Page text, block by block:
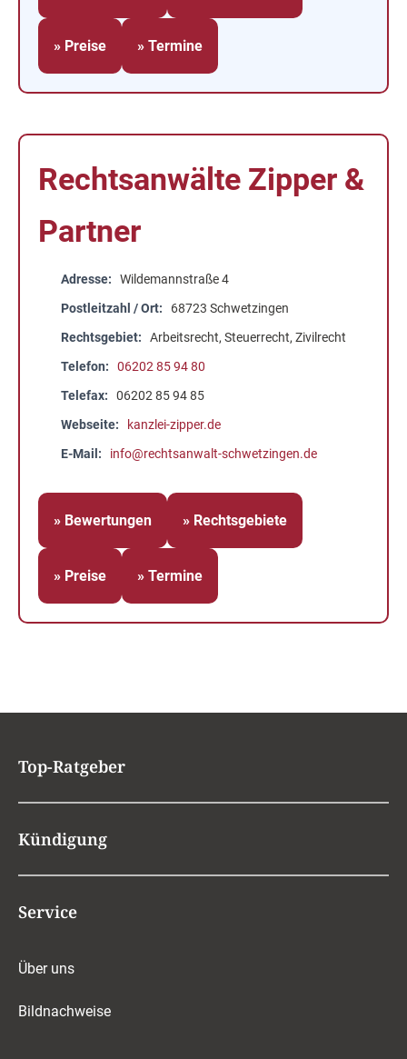
» Preise » Termine
Rechtsanwälte Zipper &
Partner
Adresse
Wildemannstraße 4
Postleitzahl / Ort
68723 Schwetzingen
Rechtsgebiet
Arbeitsrecht, Steuerrecht, Zivilrecht
Telefon
06202 85 94 80
Telefax
06202 85 94 85
Webseite
kanzlei-zipper.de
E-Mail
info@rechtsanwalt-schwetzingen.de
» Bewertungen » Rechtsgebiete
» Preise » Termine
Top-Ratgeber
Kündigung
Service
Über uns
Bildnachweise